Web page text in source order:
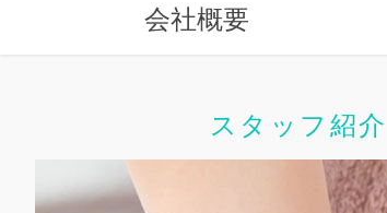
会社概要
スタッフ紹介